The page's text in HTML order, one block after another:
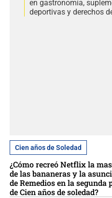
en gastronomía,
deportivas y derechos
Cien años de Soledad
¿Cómo recreó Netflix la
de las bananeras y la
de Remedios en la segunda
de Cien años de soledad?